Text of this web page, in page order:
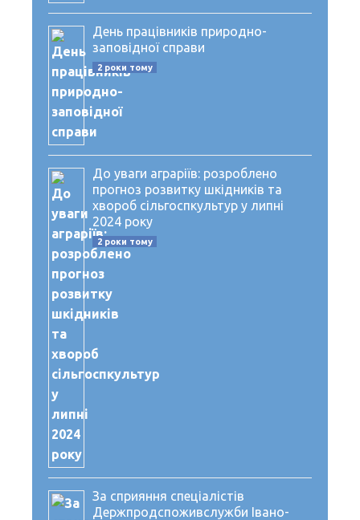
День працівників природно-
заповідної справи
2 роки тому
До уваги аграріїв: розроблено
прогноз розвитку шкідників та
хвороб сільгоспкультур у липні
2024 року
2 роки тому
За сприяння спеціалістів
Держпродспоживслужби Івано-